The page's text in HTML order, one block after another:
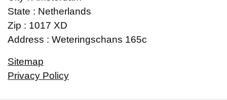
State : Netherlands
Zip : 1017 XD
Address : Weteringschans 165c
Sitemap
Privacy Policy